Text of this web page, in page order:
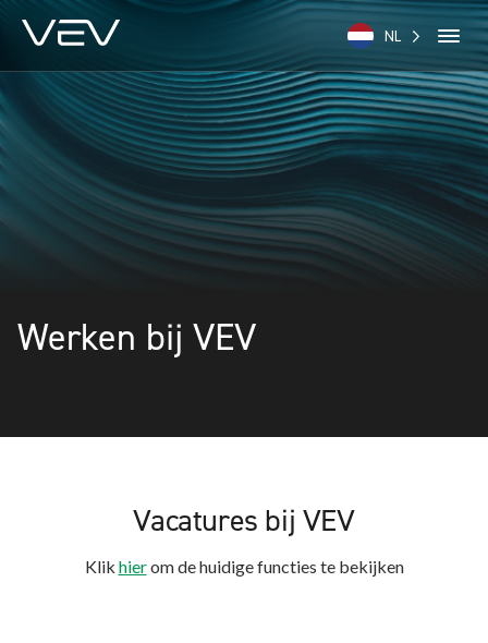
NL
Werken bij VEV
Vacatures bij VEV
Klik hierom de huidige functies te bekijken